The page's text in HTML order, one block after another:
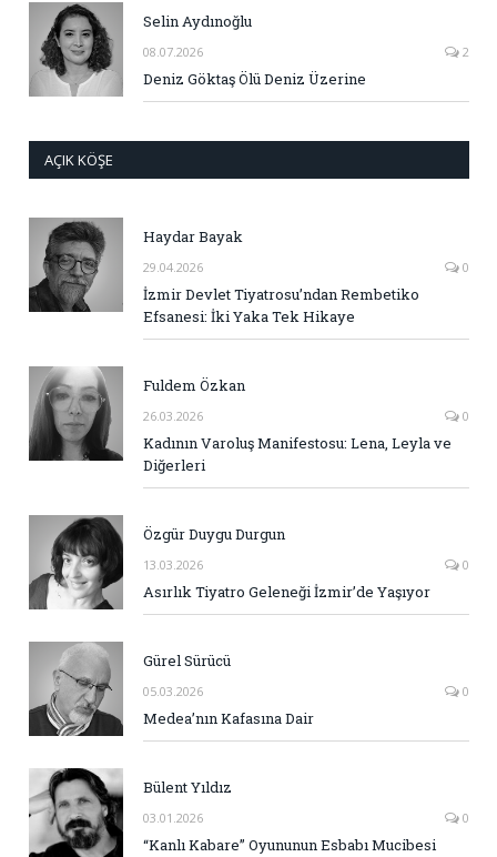
Selin Aydınoğlu
08.07.2026 2
Deniz Göktaş Ölü Deniz Üzerine
AÇIK KÖŞE
Haydar Bayak
29.04.2026 0
İzmir Devlet Tiyatrosu’ndan Rembetiko
Efsanesi: İki Yaka Tek Hikaye
Fuldem Özkan
26.03.2026 0
Kadının Varoluş Manifestosu: Lena, Leyla ve
Diğerleri
Özgür Duygu Durgun
13.03.2026 0
Asırlık Tiyatro Geleneği İzmir’de Yaşıyor
Gürel Sürücü
05.03.2026 0
Medea’nın Kafasına Dair
Bülent Yıldız
03.01.2026 0
“Kanlı Kabare” Oyununun Esbabı Mucibesi